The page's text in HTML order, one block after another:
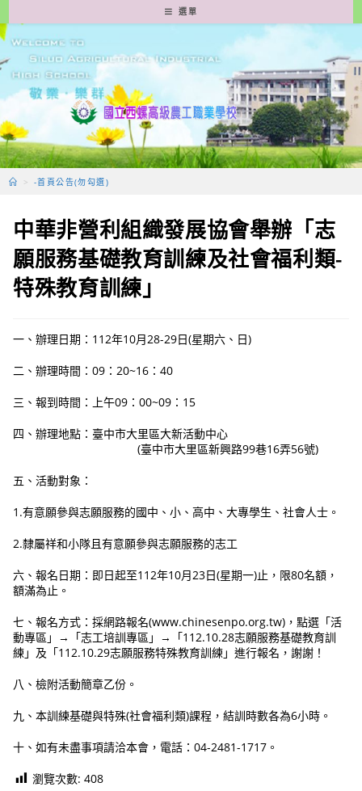
轉
至
要
容
選單
> -首頁公告(勿勾選)
中華非營利組織發展協會舉辦「志
願服務基礎教育訓練及社會福利類-
特殊教育訓練」
一、辦理日期：112年10月28-29日(星期六、日)
二、辦理時間：09：20~16：40
三、報到時間：上午09：00~09：15
四、辦理地點：臺中市大里區大新活動中心
(臺中市大里區新興路99巷16弄56號)
五、活動對象：
1.有意願參與志願服務的國中、小、高中、大專學生、社會人士。
2.隸屬祥和小隊且有意願參與志願服務的志工
六、報名日期：即日起至112年10月23日(星期一)止，限80名額，
額滿為止。
七、報名方式：採網路報名(www.chinesenpo.org.tw)，點選「活
動專區」→「志工培訓專區」→「112.10.28志願服務基礎教育訓
練」及「112.10.29志願服務特殊教育訓練」進行報名，謝謝！
八、檢附活動簡章乙份。
九、本訓練基礎與特殊(社會福利類)課程，結訓時數各為6小時。
十、如有未盡事項請洽本會，電話：04-2481-1717。
瀏覽次數: 408